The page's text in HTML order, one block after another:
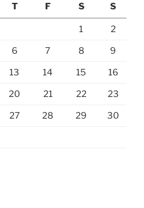
T F S S
1 2
6 7 8 9
13 14 15 16
20 21 22 23
27 28 29 30